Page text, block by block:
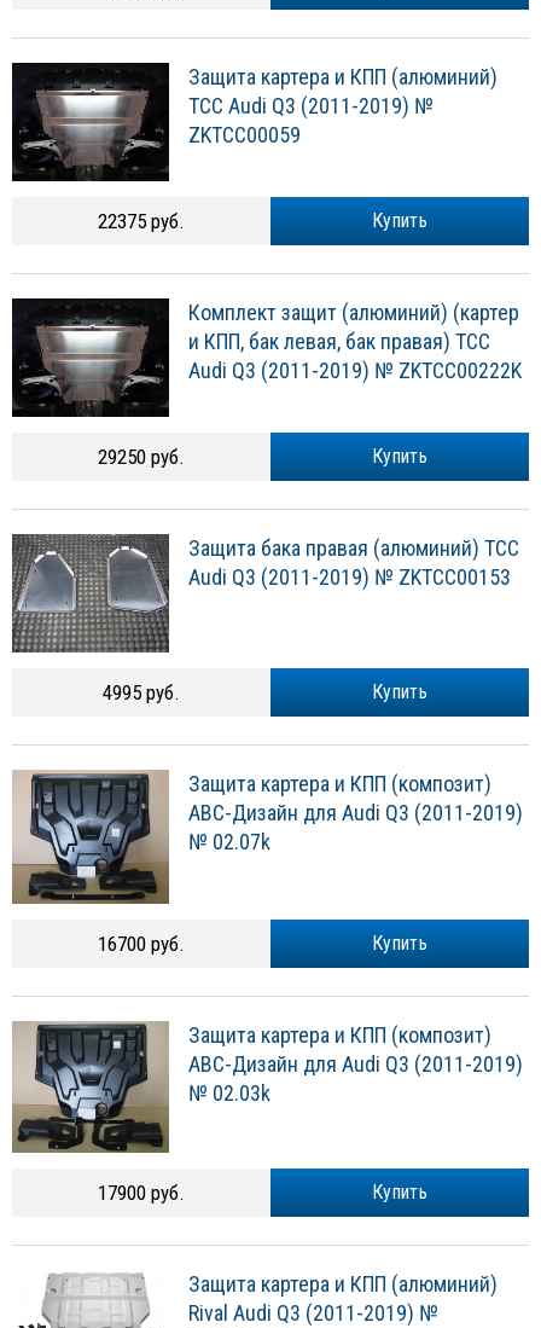
Защита картера и КПП (алюминий)
ТСС Audi Q3 (2011-2019) №
ZKTCC00059
Купить
22375 руб.
Комплект защит (алюминий) (картер
и КПП, бак левая, бак правая) ТСС
Audi Q3 (2011-2019) № ZKTCC00222K
Купить
29250 руб.
Защита бака правая (алюминий) ТСС
Audi Q3 (2011-2019) № ZKTCC00153
Купить
4995 руб.
Защита картера и КПП (композит)
АВС-Дизайн для Audi Q3 (2011-2019)
№ 02.07k
Купить
16700 руб.
Защита картера и КПП (композит)
АВС-Дизайн для Audi Q3 (2011-2019)
№ 02.03k
Купить
17900 руб.
Защита картера и КПП (алюминий)
Rival Audi Q3 (2011-2019) №